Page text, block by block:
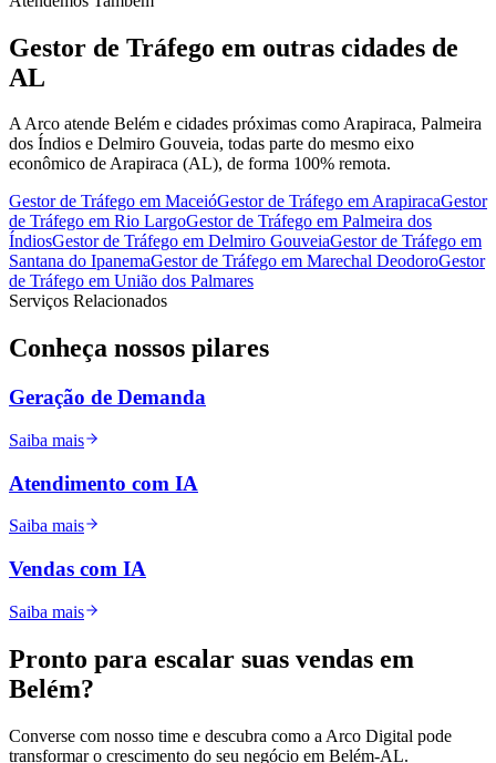
Gestor de Tráfego em outras cidades de
AL
A Arco atende Belém e cidades próximas como Arapiraca, Palmeira
dos Índios e Delmiro Gouveia, todas parte do mesmo eixo
econômico de Arapiraca (AL), de forma 100% remota.
Gestor de Tráfego em MaceióGestor de Tráfego emArapiracaGestor
de Tráfego em Rio LargoGestor de Tráfego em Palmeira dos
ÍndiosGestor de Tráfego em Delmiro GouveiaGestor de Tráfego em
Santana do IpanemaGestor de Tráfego em Marechal DeodoroGestor
de Tráfego em União dos Palmares
Serviços Relacionados
Conheça nossos pilares
Geração de Demanda
Saiba mais
Atendimento com IA
Saiba mais
Vendas com IA
Saiba mais
Pronto para escalar suas vendas em
Belém?
Converse com nosso time e descubra como a Arco Digital pode
transformar o crescimento do seu negócio em Belém-AL.